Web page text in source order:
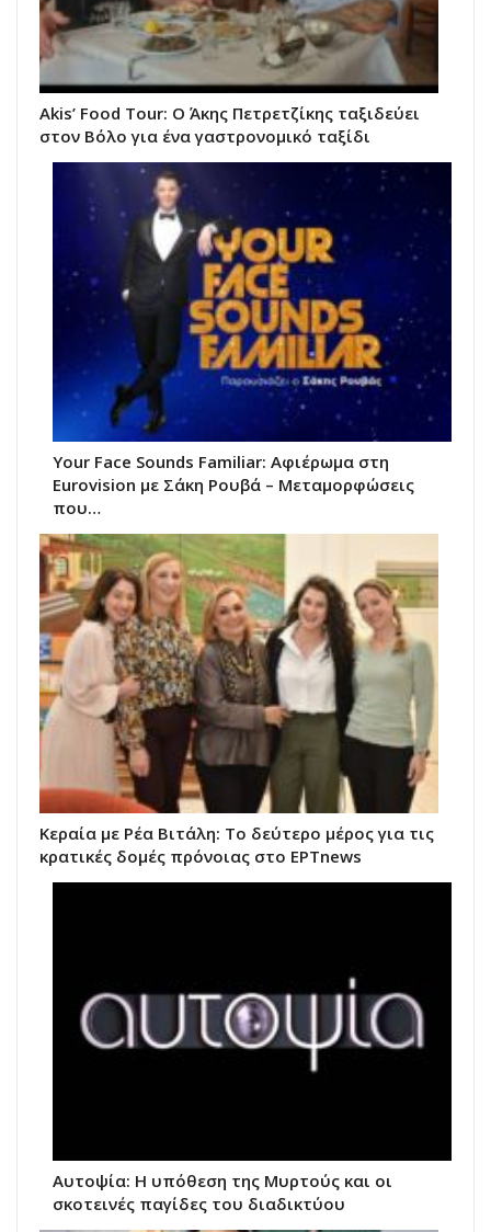
Akis’ Food Tour: Ο Άκης Πετρετζίκης ταξιδεύει
στον Βόλο για ένα γαστρονομικό ταξίδι
Your Face Sounds Familiar: Αφιέρωμα στη
Eurovision με Σάκη Ρουβά – Μεταμορφώσεις
που…
Κεραία με Ρέα Βιτάλη: Το δεύτερο μέρος για τις
κρατικές δομές πρόνοιας στο ΕΡΤnews
Αυτοψία: Η υπόθεση της Μυρτούς και οι
σκοτεινές παγίδες του διαδικτύου